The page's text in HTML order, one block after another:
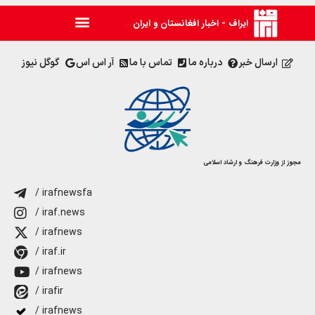
ایراف - اخبار افغانستان و ایران
ارسال خبر درباره ما تماس با ما آر اس اس گوگل نیوز
مجوز از وزارت فرهنگ و ارشاد اسلامی
/ irafnewsfa
/ iraf.news
/ irafnews
/ iraf.ir
/ irafnews
/ irafir
/ irafnews